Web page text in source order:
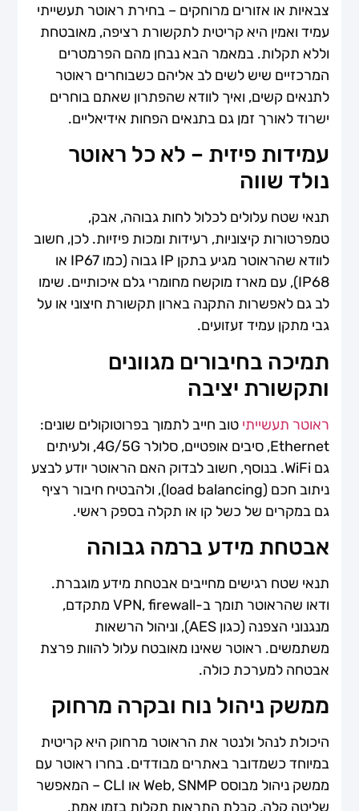
צבאיות או אזורים מרוחקים – בחירת ראוטר תעשייתי
עמיד ואמין היא קריטית לתקשורת רציפה, מאובטחת
וללא תקלות. במאמר הבא נבחן מהם הפרמטרים
המרכזיים שיש לשים לב אליהם כשבוחרים ראוטר
לתנאים קשים, ואיך לוודא שהפתרון שאתם בוחרים
ישרוד לאורך זמן גם בתנאים הפחות אידיאליים.
עמידות פיזית – לא כל ראוטר
נולד שווה
תנאי שטח עלולים לכלול לחות גבוהה, אבק,
טמפרטורות קיצוניות, רעידות ומכות פיזיות. לכן, חשוב
לוודא שהראוטר מגיע בתקן IP גבוה (כמו IP67 או
IP68), עם מארז מוקשח מחומרי גלם איכותיים. שימו
לב גם לאפשרות התקנה בארון תקשורת חיצוני או על
גבי מתקן עמיד זעזועים.
תמיכה בחיבורים מגוונים
ותקשורת יציבה
ראוטר תעשייתיטוב חייב לתמוך בפרוטוקולים שונים:
Ethernet, סיבים אופטיים, סלולר 4G/5G, ולעיתים
גם WiFi. בנוסף, חשוב לבדוק האם הראוטר יודע לבצע
ניתוב חכם (load balancing), ולהבטיח חיבור רציף
גם במקרים של כשל קו או תקלה בספק ראשי.
אבטחת מידע ברמה גבוהה
תנאי שטח רגישים מחייבים אבטחת מידע מוגברת.
ודאו שהראוטר תומך ב-VPN, firewall מתקדם,
מנגנוני הצפנה (כגון AES), וניהול הרשאות
משתמשים. ראוטר שאינו מאובטח עלול להוות פרצת
אבטחה למערכת כולה.
ממשק ניהול נוח ובקרה מרחוק
היכולת לנהל ולנטר את הראוטר מרחוק היא קריטית
במיוחד כשמדובר באתרים מבודדים. בחרו ראוטר עם
ממשק ניהול מבוסס Web, SNMP או CLI – המאפשר
שליטה קלה, קבלת התראות תקלות בזמן אמת,